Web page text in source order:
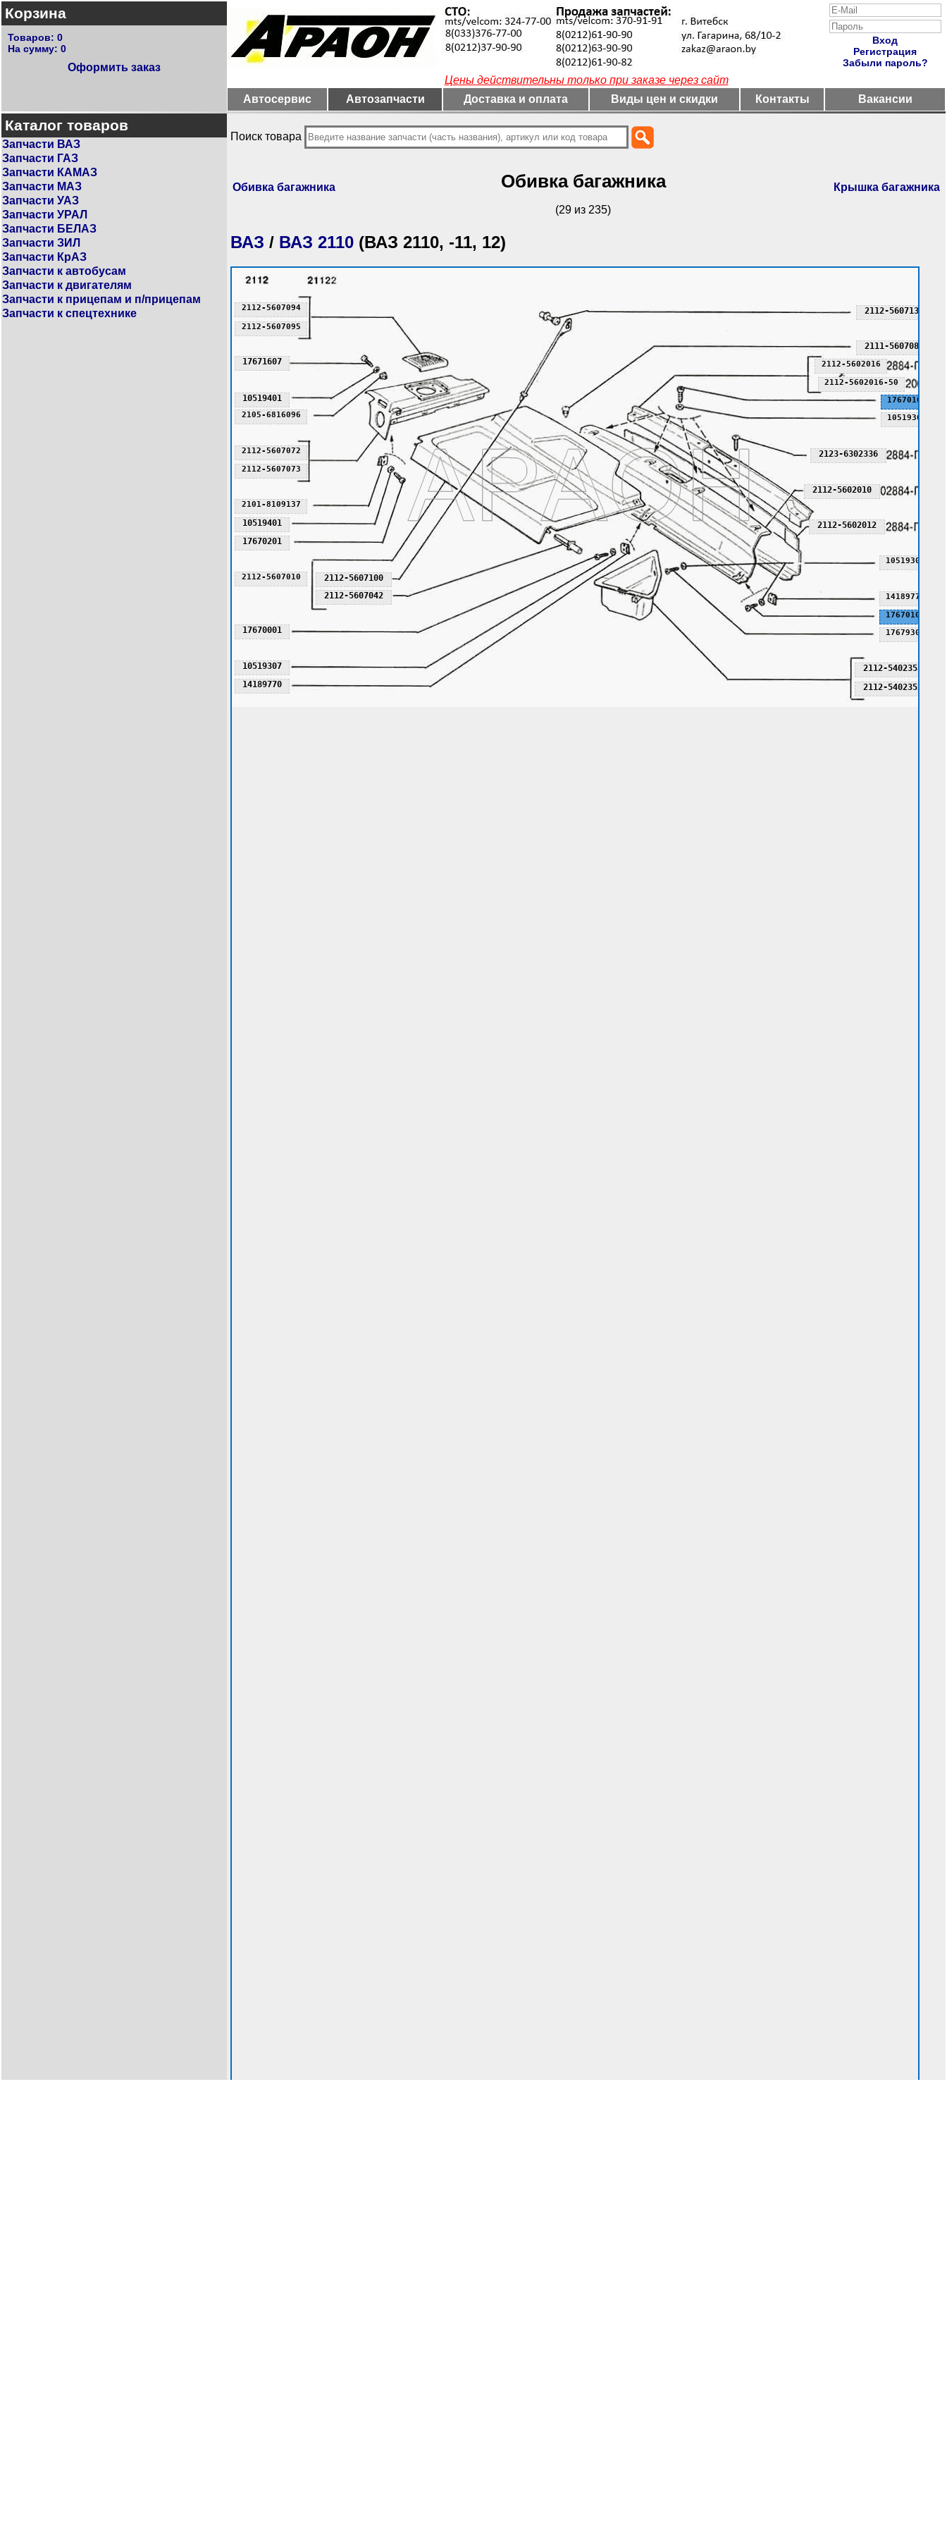
Корзина
Товаров: 0
На сумму: 0
Оформить заказ
Вход
Регистрация
Забыли пароль?
Цены действительны только при заказе через сайт
Автосервис
Автозапчасти Доставка и оплата Виды цен и скидки Контакты Вакансии
Каталог товаров
Запчасти ВАЗ
Запчасти ГАЗ
Запчасти КАМАЗ
Запчасти МАЗ
Запчасти УАЗ
Запчасти УРАЛ
Запчасти БЕЛАЗ
Запчасти ЗИЛ
Запчасти КрАЗ
Запчасти к автобусам
Запчасти к двигателям
Запчасти к прицепам и п/прицепам
Запчасти к спецтехнике
Поиск товара
Обивка багажника Обивка багажника
(29 из 235)
Крышка багажника
ВАЗ / ВАЗ 2110 (ВАЗ 2110, -11, 12)
10519307
10519307
10519307
10519401
10519401
14189770
14189770
17670001
17670101
17670101
17670201
17671607
17679301
2101-8109137
2105-6816096
2111-5607080
2112-5402352
2112-5402353
2112-5602010
2112-5602012
2112-5602016
2112-5602016-50
2112-5607010
2112-5607042
2112-5607072
2112-5607073
2112-5607094
2112-5607095
2112-5607100
2112-5607136
2123-6302336